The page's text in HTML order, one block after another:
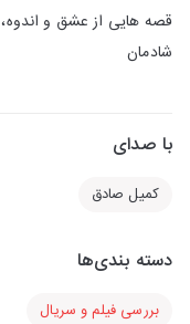
قصه هایی از عشق و
شادمان
با صدای
کمیل صادق
دسته بندی‌ها
بررسی فیلم و سریال